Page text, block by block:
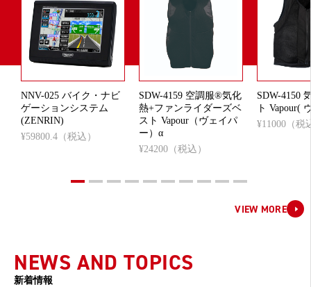
NNV-025 バイク・ナビ
ゲーションシステム
(ZENRIN)
¥59800.4（税込）
SDW-4159 空調服®気化
熱+ファンライダーズベ
スト Vapour（ヴェイパ
ー）α
¥24200（税込）
SDW-4150
ト Vapour(
¥11000（税
VIEW MORE
NEWS AND TOPICS
新着情報